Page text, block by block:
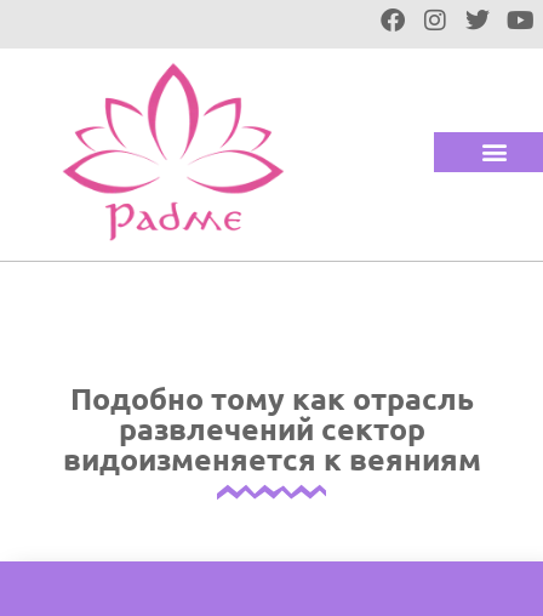
Подобно тому как отрасль
развлечений сектор
видоизменяется к веяниям